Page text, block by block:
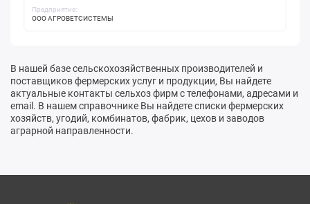
Предприятие:
ООО АГРОВЕТСИСТЕМЫ
В нашей базе сельскохозяйственных производителей и
поставщиков фермерских услуг и продукции, Вы найдете
актуальные контакты сельхоз фирм с телефонами, адресами и
email. В нашем справочнике Вы найдете списки фермерских
хозяйств, угодий, комбинатов, фабрик, цехов и заводов
аграрной направленности.